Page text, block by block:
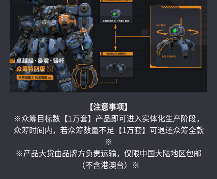
【注意事项】
※众筹目标数【1万套】产品即可进入实体化生产阶段，
众筹时间内，若众筹数量不足【1万套】可退还众筹全款
※
※产品大货由品牌方负责运输，仅限中国大陆地区包邮
（不含港澳台）※